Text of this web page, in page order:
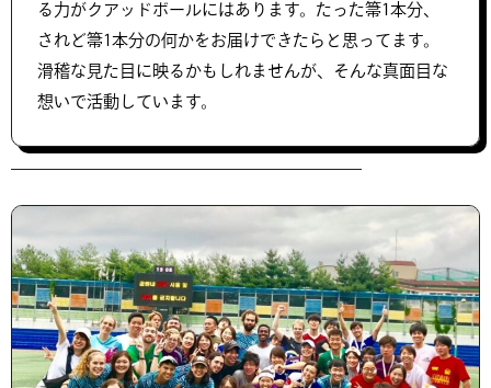
る力がクアッドボールにはあります。たった箒1本分、
されど箒1本分の何かをお届けできたらと思ってます。
滑稽な見た目に映るかもしれませんが、そんな真面目な
想いで活動しています。